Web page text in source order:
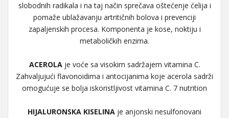
slobodnih radikala i na taj način sprečava oštećenje ćelija i
pomaže ublažavanju artritičnih bolova i prevenciji
zapaljenskih procesa. Komponenta je kose, noktiju i
metaboličkih enzima.
ACEROLAje voće sa visokim sadržajem vitamina C.
Zahvaljujući flavonoidima i antocijanima koje acerola sadrži
omogućuje se bolja iskoristljivost vitamina C. 7 nutrition
HIJALURONSKA KISELINA je anjonski nesulfonovani